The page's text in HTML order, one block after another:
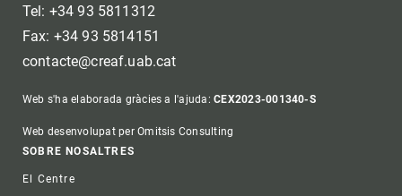
Tel: +34 93 5811312
Fax: +34 93 5814151
contacte@creaf.uab.cat
Web s'ha elaborada gràcies a l'ajuda:CEX2023-001340-S
Web desenvolupat per Omitsis Consulting
Footer
SOBRE NOSALTRES
El Centre